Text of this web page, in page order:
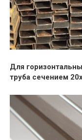
Для
труба сечением